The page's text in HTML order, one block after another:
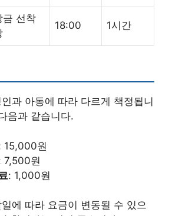
금 선착
18:00 1시간
과 아동에 따라 다르게 책정됩니
음과 같습니다.
15,000원
7,500원
: 1,000원
에 따라 요금이 변동될 수 있으